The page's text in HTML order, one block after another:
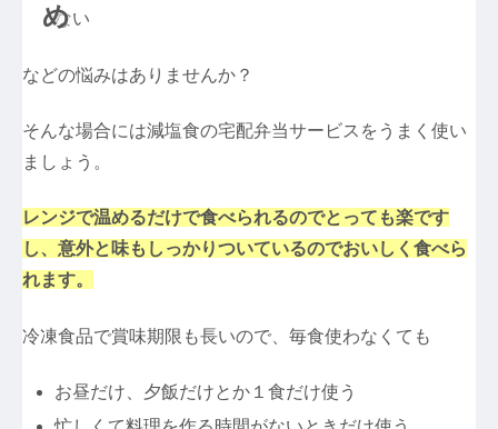
めない
などの悩みはありませんか？
そんな場合には減塩食の宅配弁当サービスをうまく使い
ましょう。
レンジで温めるだけで食べられるのでとっても楽です
し、意外と味もしっかりついているのでおいしく食べら
れます。
冷凍食品で賞味期限も長いので、毎食使わなくても
お昼だけ、夕飯だけとか１食だけ使う